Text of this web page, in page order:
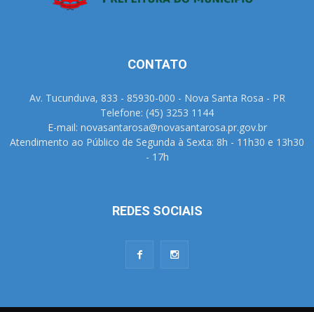
CONTATO
Av. Tucunduva, 833 - 85930-000 - Nova Santa Rosa - PR
Telefone: (45) 3253 1144
E-mail: novasantarosa@novasantarosa.pr.gov.br
Atendimento ao Público de Segunda à Sexta: 8h - 11h30 e 13h30
- 17h
REDES SOCIAIS